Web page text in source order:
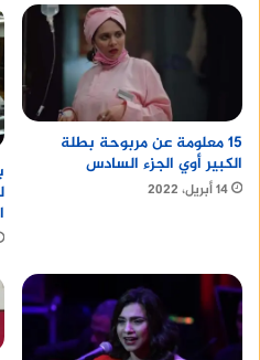
15 معلومة عن مربوحة بطلة
الكبير أوي الجزء السادس
14 أبريل، 2022